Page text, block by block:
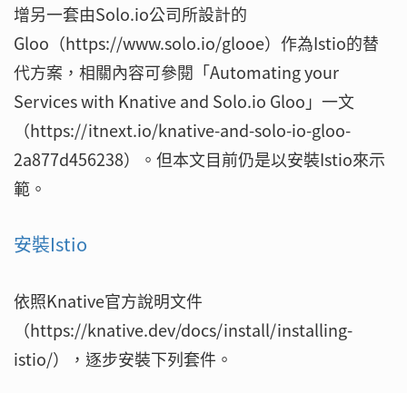
增另一套由Solo.io公司所設計的
Gloo（https://www.solo.io/glooe）作為Istio的替
代方案，相關內容可參閱「Automating your
Services with Knative and Solo.io Gloo」一文
（https://itnext.io/knative-and-solo-io-gloo-
2a877d456238）。但本文目前仍是以安裝Istio來示
範。
安裝Istio
依照Knative官方說明文件
（https://knative.dev/docs/install/installing-
istio/），逐步安裝下列套件。